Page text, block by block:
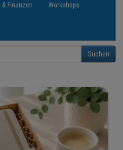
Finanzen Workshops
Suchen